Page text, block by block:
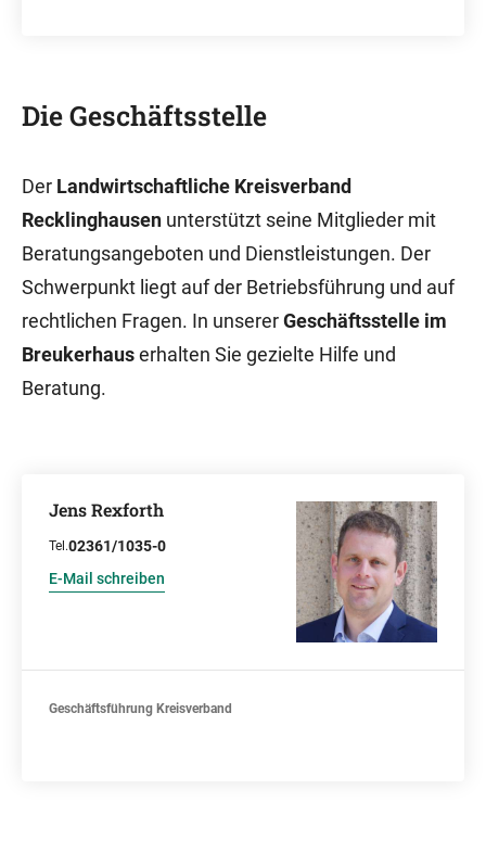
Die Geschäftsstelle
Der Landwirtschaftliche Kreisverband
Recklinghausen unterstützt seine Mitglieder mit
Beratungsangeboten und Dienstleistungen. Der
Schwerpunkt liegt auf der Betriebsführung und auf
rechtlichen Fragen. In unsererGeschäftsstelle im
Breukerhauserhalten Sie gezielte Hilfe und
Beratung.
Jens Rexforth
Tel.02361/1035-0
E-Mail schreiben
Geschäftsführung Kreisverband